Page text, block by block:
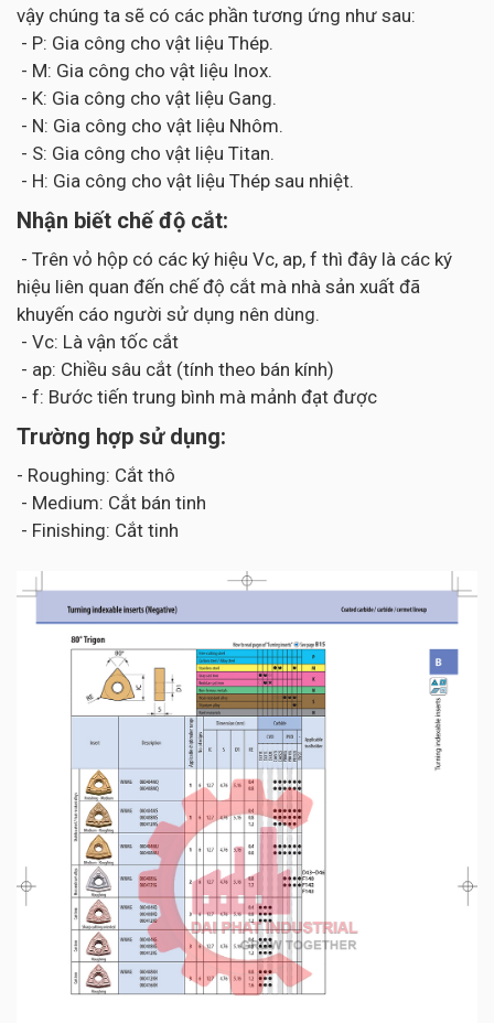
vậy chúng ta sẽ có các phần tương ứng như sau:
- P: Gia công cho vật liệu Thép.
- M: Gia công cho vật liệu Inox.
- K: Gia công cho vật liệu Gang.
- N: Gia công cho vật liệu Nhôm.
- S: Gia công cho vật liệu Titan.
- H: Gia công cho vật liệu Thép sau nhiệt.
Nhận biết chế độ cắt:
- Trên vỏ hộp có các ký hiệu Vc, ap, f thì đây là các ký
hiệu liên quan đến chế độ cắt mà nhà sản xuất đã
khuyến cáo người sử dụng nên dùng.
- Vc: Là vận tốc cắt
- ap: Chiều sâu cắt (tính theo bán kính)
- f: Bước tiến trung bình mà mảnh đạt được
Trường hợp sử dụng:
- Roughing: Cắt thô
- Medium: Cắt bán tinh
- Finishing: Cắt tinh